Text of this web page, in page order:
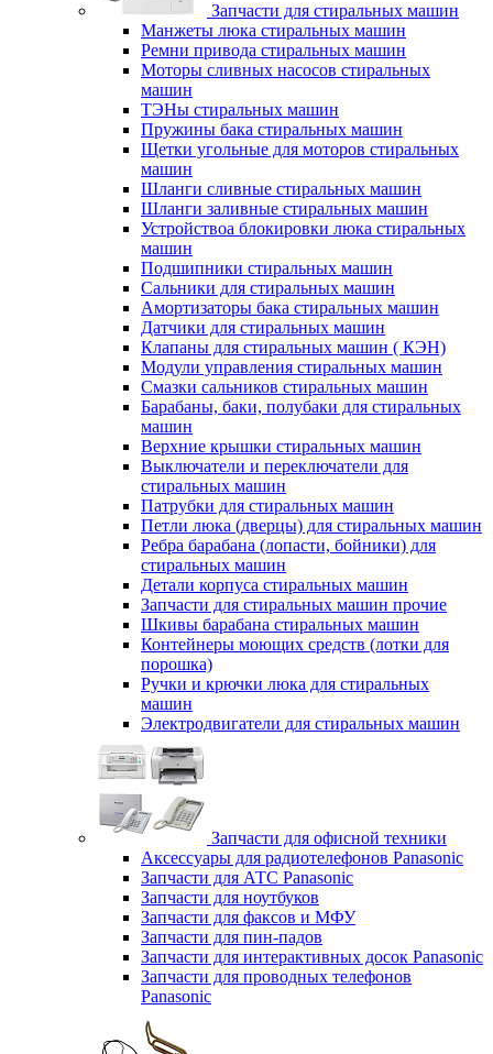
Запчасти для стиральных машин
Манжеты люка стиральных машин
Ремни привода стиральных машин
Моторы сливных насосов стиральных
машин
ТЭНы стиральных машин
Пружины бака стиральных машин
Щетки угольные для моторов стиральных
машин
Шланги сливные стиральных машин
Шланги заливные стиральных машин
Устройствоа блокировки люка стиральных
машин
Подшипники стиральных машин
Сальники для стиральных машин
Амортизаторы бака стиральных машин
Датчики для стиральных машин
Клапаны для стиральных машин ( КЭН)
Модули управления стиральных машин
Смазки сальников стиральных машин
Барабаны, баки, полубаки для стиральных
машин
Верхние крышки стиральных машин
Выключатели и переключатели для
стиральных машин
Патрубки для стиральных машин
Петли люка (дверцы) для стиральных машин
Ребра барабана (лопасти, бойники) для
стиральных машин
Детали корпуса стиральных машин
Запчасти для стиральных машин прочие
Шкивы барабана стиральных машин
Контейнеры моющих средств (лотки для
порошка)
Ручки и крючки люка для стиральных
машин
Электродвигатели для стиральных машин
Запчасти для офисной техники
Аксессуары для радиотелефонов Panasonic
Запчасти для АТС Panasonic
Запчасти для ноутбуков
Запчасти для факсов и МФУ
Запчасти для пин-падов
Запчасти для интерактивных досок Panasonic
Запчасти для проводных телефонов
Panasonic